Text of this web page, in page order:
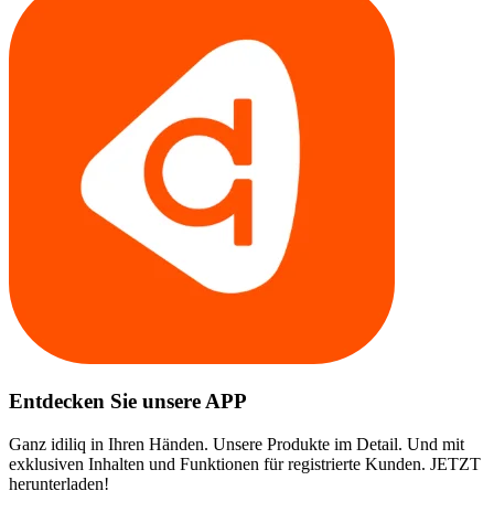
Entdecken Sie unsere APP
Ganz idiliq in Ihren Händen. Unsere Produkte im Detail. Und mit
exklusiven Inhalten und Funktionen für registrierte Kunden. JETZT
herunterladen!